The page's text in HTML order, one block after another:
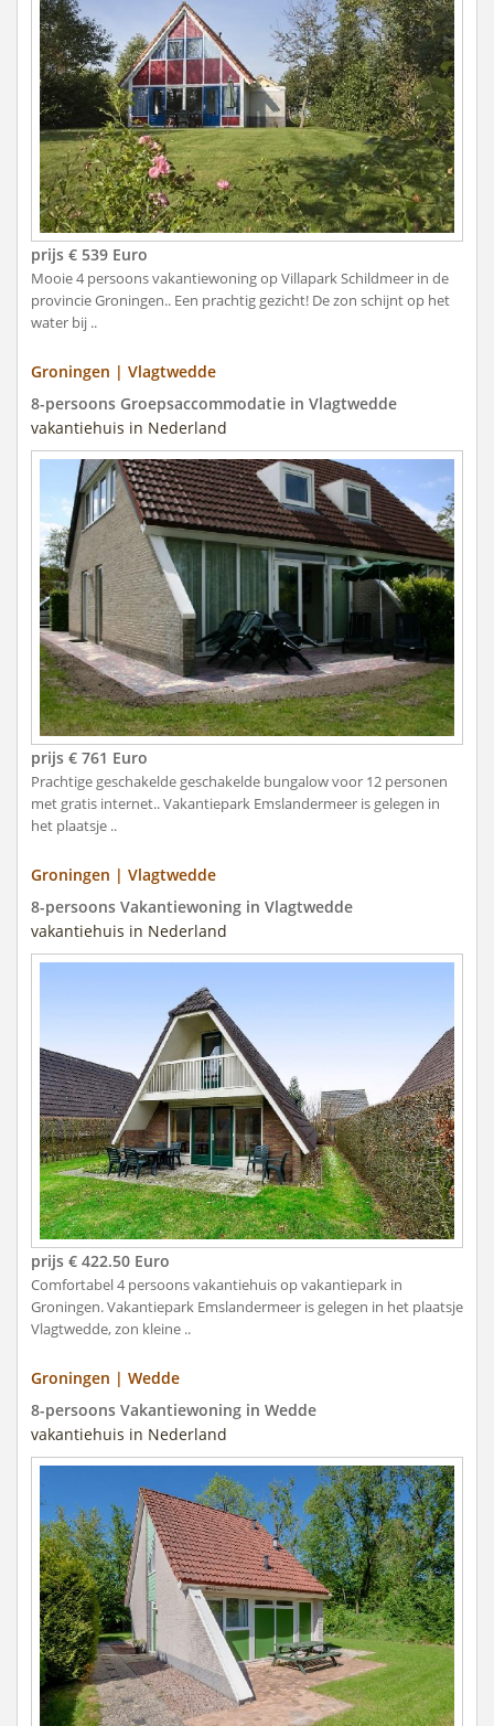
prijs € 539 Euro
Mooie 4 persoons vakantiewoning op Villapark Schildmeer in de
provincie Groningen.. Een prachtig gezicht! De zon schijnt op het
water bij ..
Groningen | Vlagtwedde
8-persoons Groepsaccommodatie in Vlagtwedde
vakantiehuis in Nederland
prijs € 761 Euro
Prachtige geschakelde geschakelde bungalow voor 12 personen
met gratis internet.. Vakantiepark Emslandermeer is gelegen in
het plaatsje ..
Groningen | Vlagtwedde
8-persoons Vakantiewoning in Vlagtwedde
vakantiehuis in Nederland
prijs € 422.50 Euro
Comfortabel 4 persoons vakantiehuis op vakantiepark in
Groningen. Vakantiepark Emslandermeer is gelegen in het plaatsje
Vlagtwedde, zon kleine ..
Groningen | Wedde
8-persoons Vakantiewoning in Wedde
vakantiehuis in Nederland